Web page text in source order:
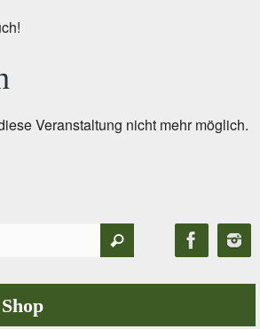
Veranstaltung nicht mehr möglich.
Suchen